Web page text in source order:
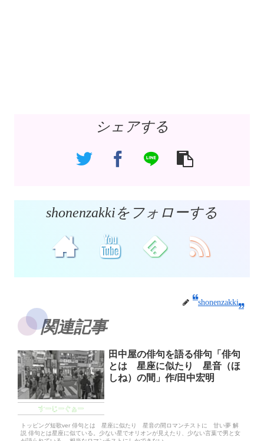
シェアする
shonenzakkiをフォローする
shonenzakki
関連記事
すーじーぐぁー
田中屋の俳句を語る俳句「俳句
とは 星座に似たり 星音（ほ
しね）の間」作/田中宏明
トッピング短歌ver 俳句とは 星座に似たり 星音の間ロマンチストに 甘い夢 解
説 俳句とは星座に似ている。少ない星でオリオンが見えたり、少ない言葉で男と女